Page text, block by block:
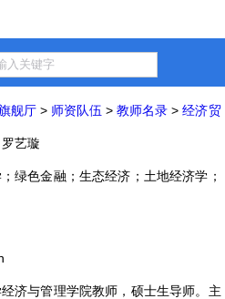
舰厅 > 师资队伍 >教师名录 >经济贸
罗艺璇
绿色金融；生态经济；土地经济学；
济与管理学院教师，硕士生导师。主